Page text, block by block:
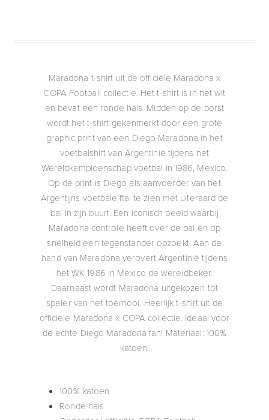
Maradona t-shirt uit de officiële Maradona x
COPA Football collectie. Het t-shirt is in het wit
en bevat een ronde hals. Midden op de borst
wordt het t-shirt gekenmerkt door een grote
graphic print van een Diego Maradona in het
voetbalshirt van Argentinië tijdens het
Wereldkampioenschap voetbal in 1986, Mexico.
Op de print is Diego als aanvoerder van het
Argentijns voetbalelftal te zien met uiteraard de
bal in zijn buurt. Een iconisch beeld waarbij
Maradona controle heeft over de bal en op
snelheid een tegenstander opzoekt. Aan de
hand van Maradona verovert Argentinië tijdens
het WK 1986 in Mexico de wereldbeker.
Daarnaast wordt Maradona uitgekozen tot
speler van het toernooi. Heerlijk t-shirt uit de
officiële Maradona x COPA collectie. Ideaal voor
de echte Diego Maradona fan! Materiaal: 100%
katoen.
100% katoen
Ronde hals